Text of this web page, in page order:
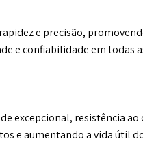
e precisão,
e confiabilidade em todas
excepcional, resistência
e aumentando a vida útil